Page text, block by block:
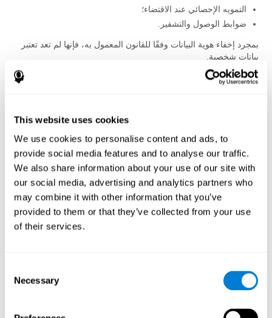
This website uses cookies
We use cookies to personalise content and ads, to
provide social media features and to analyse our traffic.
We also share information about your use of our site with
our social media, advertising and analytics partners who
may combine it with other information that you’ve
provided to them or that they’ve collected from your use
of their services.
Selection
Necessary
التمويه الإحصائي عند الاقتضاء؛
ضوابط الوصول والتشفير.
بمجرد إخفاء هوية البيانات وفقًا للقانون المعمول به، فإنها لم تعد تعتبر
بيانات شخصية.
المشاركة الطوعية
التوقف عن استخدام الخدمات في أي وقت.
خدمات الطرف الثالث
يمكن خدمات أخرى العثور على ملفك بحسب إعدادات حسابك. عندما
تختار ربط حسابك بخدمات أخرى، ستكون البيانات الشخصية متاحة له.
سيتم وصف أو مشاركة هذه البيانات الشخصية في شاشة الموافقة
عندما تختار ربط الحسابات. مثلاً، يمكنك ربط حسابك على الفيسبوك أو
تويتر لمشاركة محتوى خدماتنا مع هذه الخدمات الأخرى. يمكنك إبطال
والشركاء الآخرين الذين يقومون بمعالجتها من أجلنا ، بناءً على تعليماتنا
ووفقًا لهذه السياسة وأية إجراءات سرية وأمان أخرى مناسبة. يقدم لنا
والصيانة ودعم العملاء وتقنية المعلومات والمدفوعات والمبيعات